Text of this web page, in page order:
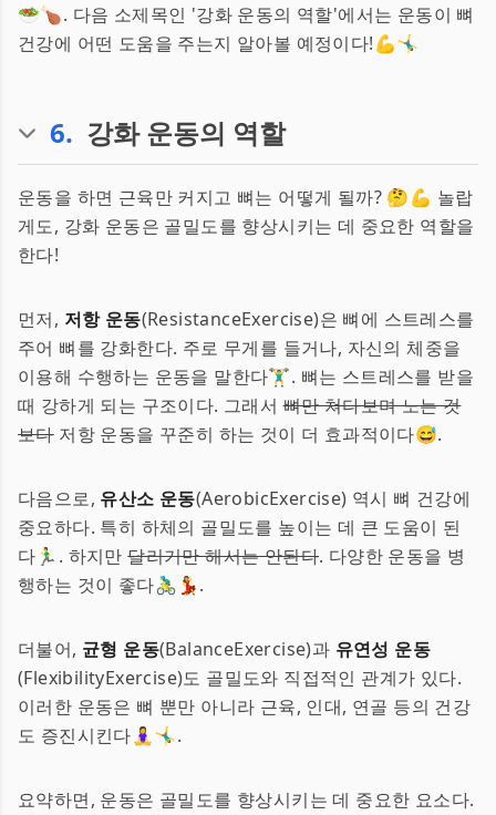
🥗🍗. 다음 소제목인 '강화 운동의 역할'에서는 운동이 뼈
건강에 어떤 도움을 주는지 알아볼 예정이다!💪🤸‍♂️
6. 강화 운동의 역할
운동을 하면 근육만 커지고 뼈는 어떻게 될까? 🤔💪 놀랍
게도, 강화 운동은 골밀도를 향상시키는 데 중요한 역할을
한다!
먼저, 저항 운동(ResistanceExercise)은 뼈에 스트레스를
주어 뼈를 강화한다. 주로 무게를 들거나, 자신의 체중을
이용해 수행하는 운동을 말한다🏋️‍♂️. 뼈는 스트레스를 받을
때 강하게 되는 구조이다. 그래서뼈만 쳐다보며 노는 것
보다저항 운동을 꾸준히 하는 것이 더 효과적이다😅.
다음으로, 유산소 운동(AerobicExercise) 역시 뼈 건강에
중요하다. 특히 하체의 골밀도를 높이는 데 큰 도움이 된
다🏃‍♂️. 하지만달리기만 해서는 안된다. 다양한 운동을 병
행하는 것이 좋다🚴‍♂️💃.
더불어, 균형 운동(BalanceExercise)과 유연성 운동
(FlexibilityExercise)도 골밀도와 직접적인 관계가 있다.
이러한 운동은 뼈 뿐만 아니라 근육, 인대, 연골 등의 건강
도 증진시킨다🧘‍♀️🤸‍♂️.
요약하면, 운동은 골밀도를 향상시키는 데 중요한 요소다.